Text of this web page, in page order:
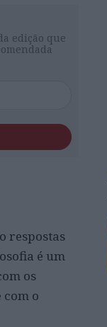
edição que
respostas
é um
os
o